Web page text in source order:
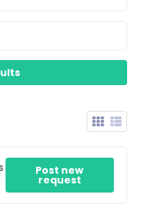
Post new
request